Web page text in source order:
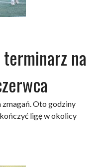
na
zmagań. Oto godziny
ligę w okolicy